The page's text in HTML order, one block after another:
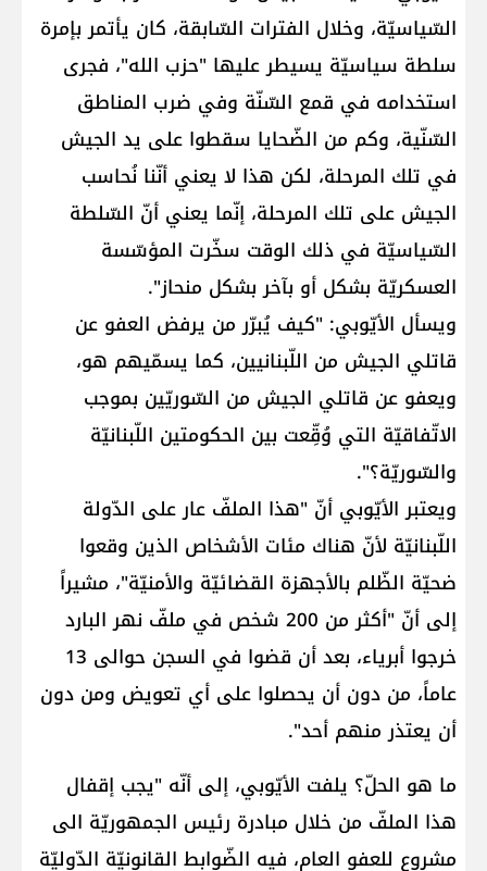
السّياسيّة، وخلال الفترات السّابقة، كان يأتمر بإمرة
سلطة سياسيّة يسيطر عليها "حزب الله"، فجرى
استخدامه في قمع السّنّة وفي ضرب المناطق
السّنّية، وكم من الضّحايا سقطوا على يد الجيش
في تلك المرحلة، لكن هذا لا يعني أنّنا نُحاسب
الجيش على تلك المرحلة، إنّما يعني أنّ السّلطة
السّياسيّة في ذلك الوقت سخّرت المؤسّسة
العسكريّة بشكل أو بآخر بشكل منحاز".
ويسأل الأيّوبي: "كيف يُبرّر من يرفض العفو عن
قاتلي الجيش من اللّبنانيين، كما يسمّيهم هو،
ويعفو عن قاتلي الجيش من السّوريّين بموجب
الاتّفاقيّة التي وُقِّعت بين الحكومتين اللّبنانيّة
والسّوريّة؟".
ويعتبر الأيّوبي أنّ "هذا الملفّ عار على الدّولة
اللّبنانيّة لأنّ هناك مئات الأشخاص الذين وقعوا
ضحيّة الظّلم بالأجهزة القضائيّة والأمنيّة"، مشيراً
إلى أنّ "أكثر من 200 شخص في ملفّ نهر البارد
خرجوا أبرياء، بعد أن قضوا في السجن حوالى 13
عاماً، من دون أن يحصلوا على أي تعويض ومن دون
أن يعتذر منهم أحد".
ما هو الحلّ؟ يلفت الأيّوبي، إلى أنّه "يجب إقفال
هذا الملفّ من خلال مبادرة رئيس الجمهوريّة الى
مشروع للعفو العام، فيه الضّوابط القانونيّة الدّوليّة